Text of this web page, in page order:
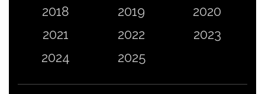
2018 2019
2020
2021
2022
2023
2024
2025